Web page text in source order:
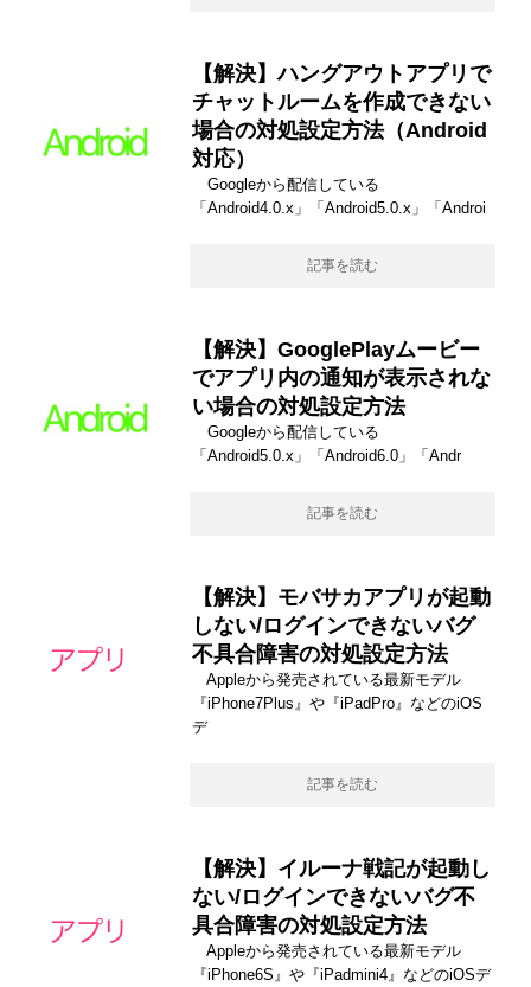
【解決】ハングアウトアプリで
チャットルームを作成できない
場合の対処設定方法（Android
対応）
Googleから配信している
「Android4.0.x」「Android5.0.x」「Androi
記事を読む
【解決】GooglePlayムービー
でアプリ内の通知が表示されな
い場合の対処設定方法
Googleから配信している
「Android5.0.x」「Android6.0」「Andr
記事を読む
【解決】モバサカアプリが起動
しない/ログインできないバグ
不具合障害の対処設定方法
Appleから発売されている最新モデル
『iPhone7Plus』や『iPadPro』などのiOS
デ
記事を読む
【解決】イルーナ戦記が起動し
ない/ログインできないバグ不
具合障害の対処設定方法
Appleから発売されている最新モデル
『iPhone6S』や『iPadmini4』などのiOSデ